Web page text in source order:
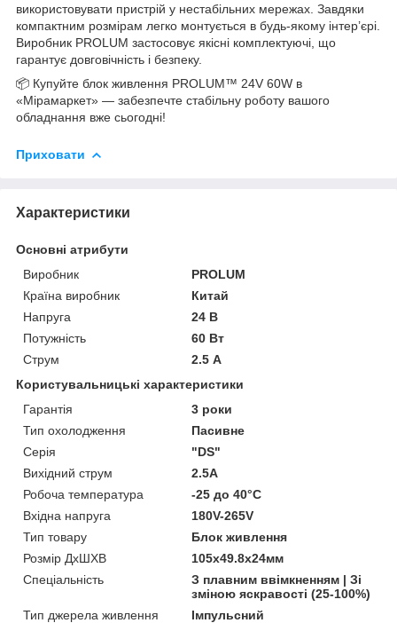
використовувати пристрій у нестабільних мережах. Завдяки
компактним розмірам легко монтується в будь-якому інтер’єрі.
Виробник PROLUM застосовує якісні комплектуючі, що
гарантує довговічність і безпеку.
📦 Купуйте блок живлення PROLUM™ 24V 60W в
«Мірамаркет» — забезпечте стабільну роботу вашого
обладнання вже сьогодні!
Приховати
Характеристики
Основні атрибути
Виробник
PROLUM
Країна виробник
Китай
Напруга
24 В
Потужність
60 Вт
Струм
2.5 А
Користувальницькі характеристики
Гарантія
3 роки
Тип охолодження
Пасивне
Серія
"DS"
Вихідний струм
2.5A
Робоча температура
-25 до 40°С
Вхідна напруга
180V-265V
Тип товару
Блок живлення
Розмір ДхШХВ
105х49.8х24мм
Спеціальність
З плавним ввімкненням | Зі
зміною яскравості (25-100%)
Тип джерела живлення
Імпульсний